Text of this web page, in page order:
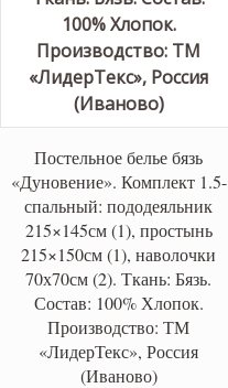
Постельное белье бязь
«Дуновение». Комплект 1.5-
спальный: пододеяльник
215×145см (1), простынь
215×150см (1), наволочки
70х70см (2). Ткань: Бязь.
Состав: 100% Хлопок.
Производство: ТМ
«ЛидерТекс», Россия
(Иваново)